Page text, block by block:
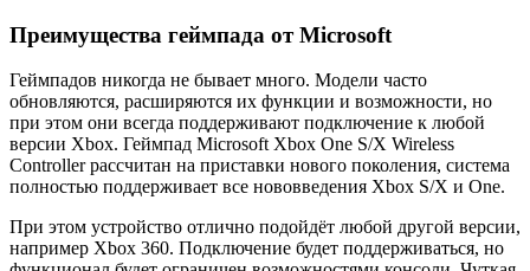
Преимущества геймпада от Microsoft
Геймпадов никогда не бывает много. Модели часто
обновляются, расширяются их функции и возможности, но
при этом они всегда поддерживают подключение к любой
версии Xbox. Геймпад Microsoft Xbox One S/X Wireless
Controller рассчитан на приставки нового поколения, система
полностью поддерживает все нововведения Xbox S/X и One.
При этом устройство отлично подойдёт любой другой версии,
например Xbox 360. Подключение будет поддерживаться, но